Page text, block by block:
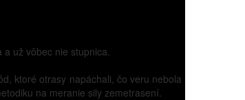
už vôbec nie stupnica.
ktoré otrasy napáchali, čo veru nebola
na meranie sily zemetrasení.